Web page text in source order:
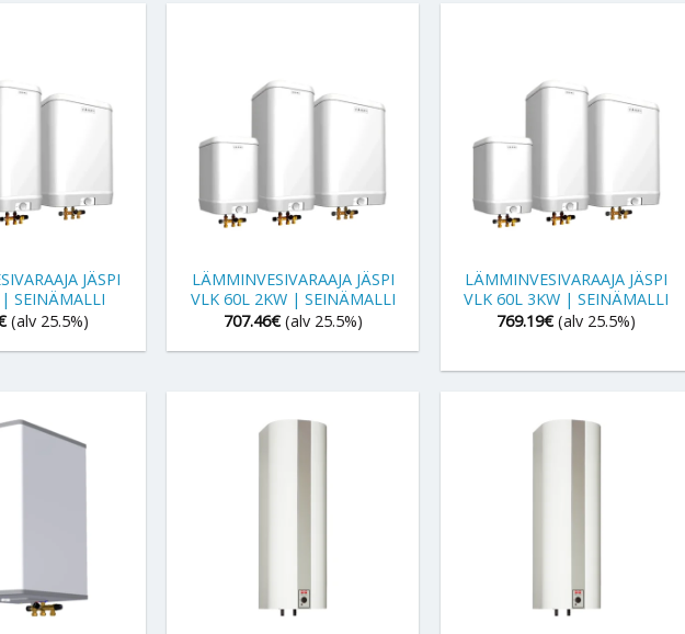
JÄSPI
SEINÄMALLI
(alv 25.5%)
LÄMMINVESIVARAAJA JÄSPI
VLK 60L 2KW | SEINÄMALLI
707.46€ (alv 25.5%)
LÄMMINVESIVARAAJA JÄSPI
VLK 60L 3KW | SEINÄMALLI
769.19€ (alv 25.5%)